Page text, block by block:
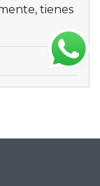
tienes